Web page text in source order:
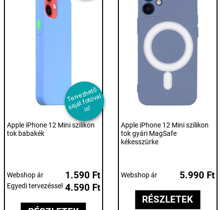
T
er
v
e
z
h
et
ő
s
aj
át f
ot
ó
v
al
i
s!
Apple iPhone 12 Mini szilikon
tok babakék
Webshop ár 1.590 Ft
Egyedi tervezéssel 4.590 Ft
Apple iPhone 12 Mini szilikon
tok gyári MagSafe
kékesszürke
Webshop ár 5.990 Ft
RÉSZLETEK